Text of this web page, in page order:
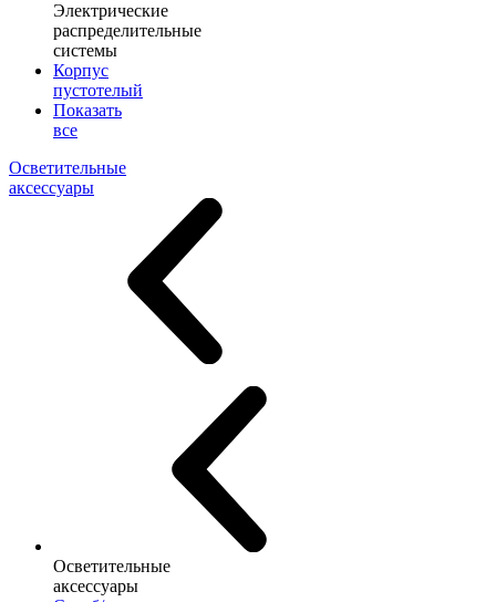
Электрические
распределительные
системы
Корпус
пустотелый
Показать
все
Осветительные
аксессуары
Осветительные
аксессуары